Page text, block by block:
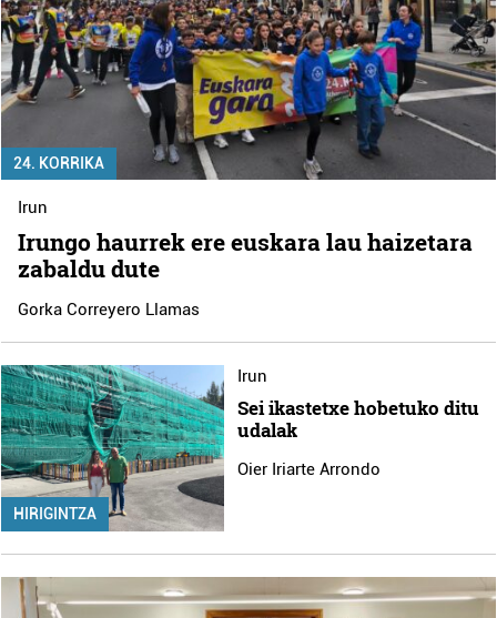
24. KORRIKA
Irun
Irungo haurrek ere euskara lau haizetara
zabaldu dute
Gorka Correyero Llamas
HIRIGINTZA
Irun
Sei ikastetxe hobetuko ditu
udalak
Oier Iriarte Arrondo